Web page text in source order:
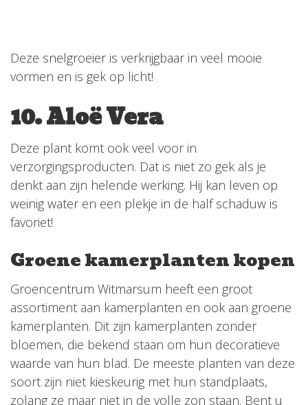
Deze snelgroeier is verkrijgbaar in veel mooie
vormen en is gek op licht!
10. Aloë Vera
Deze plant komt ook veel voor in
verzorgingsproducten. Dat is niet zo gek als je
denkt aan zijn helende werking. Hij kan leven op
weinig water en een plekje in de half schaduw is
favoriet!
Groene kamerplanten kopen
Groencentrum Witmarsum heeft een groot
assortiment aan kamerplanten en ook aan groene
kamerplanten. Dit zijn kamerplanten zonder
bloemen, die bekend staan om hun decoratieve
waarde van hun blad. De meeste planten van deze
soort zijn niet kieskeurig met hun standplaats,
zolang ze maar niet in de volle zon staan. Bent u